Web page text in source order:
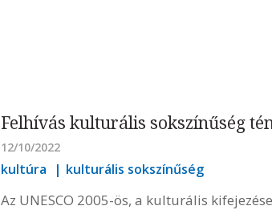
Felhívás kulturális sokszínűség
12/10/2022
kultúra kulturális sokszínűség
Az UNESCO 2005-ös, a kulturális